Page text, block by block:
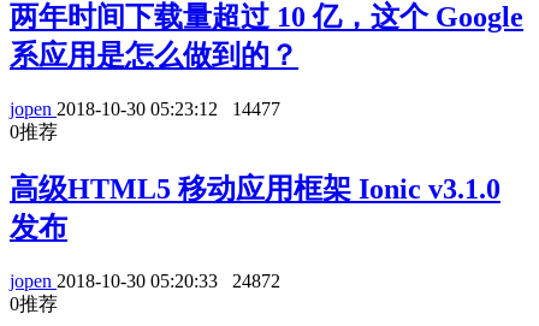
两年时间下载量超过 10 亿，这个 Google
系应用是怎么做到的？
jopen 2018-10-30 05:23:12
14477
0推荐
高级HTML5 移动应用框架 Ionic v3.1.0
发布
jopen 2018-10-30 05:20:33
24872
0推荐